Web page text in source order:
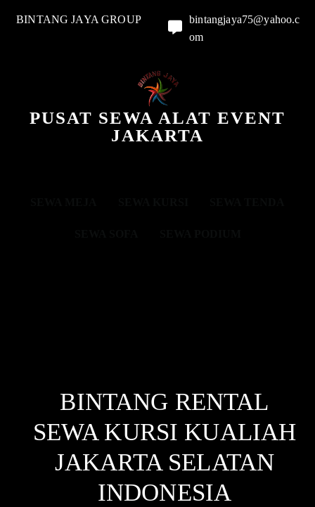
BINTANG JAYA GROUP
bintangjaya75@yahoo.c
om
PUSAT SEWA ALAT EVENT
JAKARTA
BINTANG RENTAL
SEWA KURSI KUALIAH
JAKARTA SELATAN
INDONESIA